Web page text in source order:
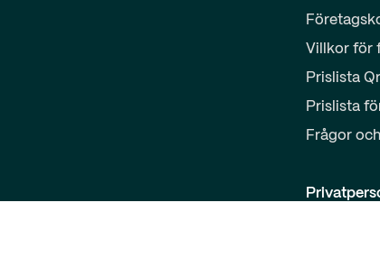
Villkor för
Prislista
Prislista
Frågor